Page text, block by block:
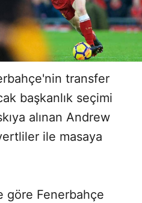
transfer
başkanlık seçimi
alınan Andrew
ile masaya
göre Fenerbahçe